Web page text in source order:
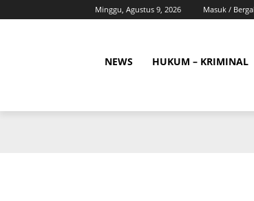
Minggu, Agustus 9, 2026 Masuk /
NEWS HUKUM – KRIMINAL